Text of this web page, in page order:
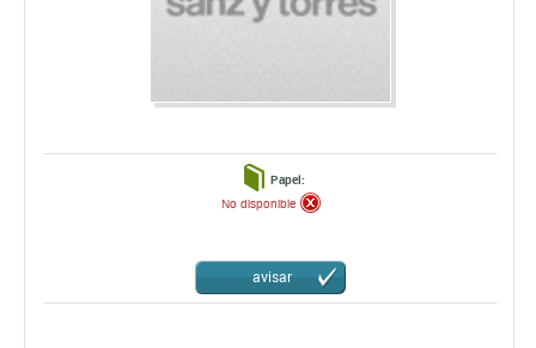
Papel:
No disponible
avisar